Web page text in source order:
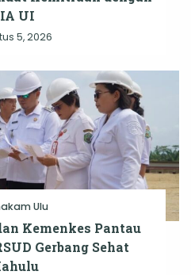
UI
5, 2026
Ulu
Kemenkes Pantau
Gerbang Sehat